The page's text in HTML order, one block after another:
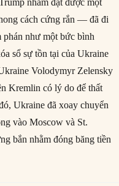
nhằm đạt được một
cách cứng rắn — đã đi
như một bức bình
sổ sự tồn tại của Ukraine
Volodymyr Zelensky
Kremlin có lý do để thất
Ukraine đã xoay chuyển
vào Moscow và St.
bắn nhằm đóng băng tiền